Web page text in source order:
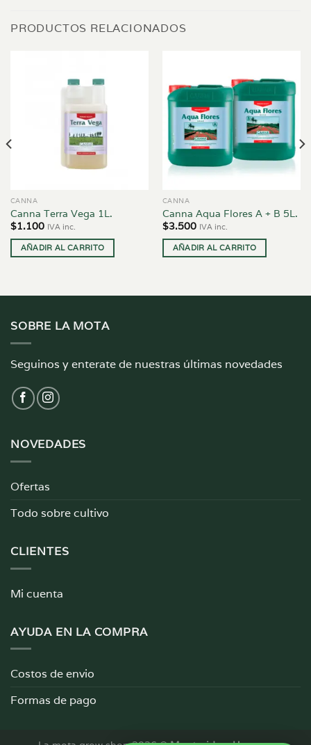
PRODUCTOS RELACIONADOS
CANNA
Canna Terra Vega 1L.
$1.100 IVA inc.
AÑADIR AL CARRITO
CANNA
Canna Aqua Flores A + B 5L.
$3.500 IVA inc.
AÑADIR AL CARRITO
SOBRE LA MOTA
Seguinos y enterate de nuestras últimas novedades
NOVEDADES
Ofertas
Todo sobre cultivo
CLIENTES
Mi cuenta
AYUDA EN LA COMPRA
Costos de envio
Formas de pago